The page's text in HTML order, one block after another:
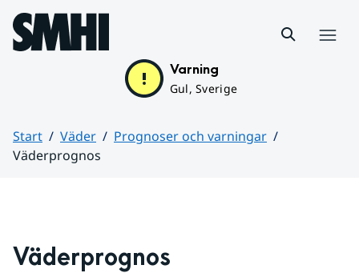
Hoppa till sidans innehåll
Varning
Gul, Sverige
Start Väder
Prognoser och varningar
Väderprognos
Väderprognos